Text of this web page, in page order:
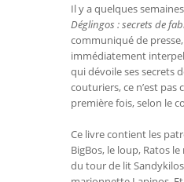
Il y a quelques
Déglingos : secrets de
communiqué de presse,
immédiatement
qui dévoile ses secrets
couturiers, ce n’est pas
première fois, selon le
Ce livre contient les
BigBos, le loup, Ratos
du tour de lit